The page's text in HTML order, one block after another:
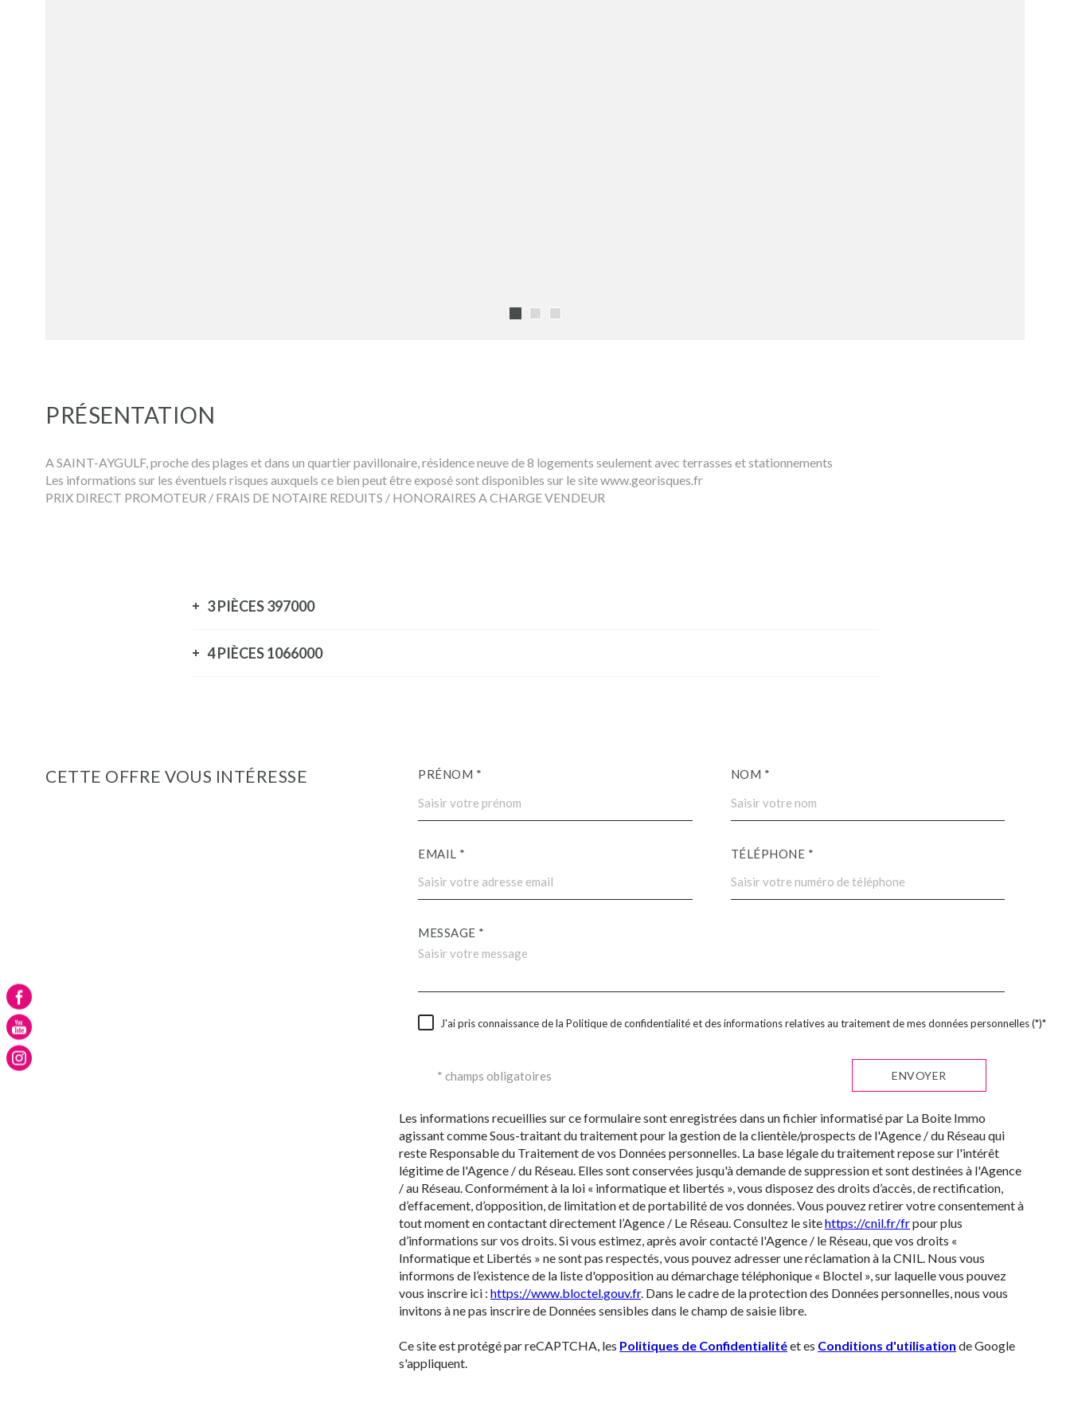
PRÉSENTATION
A SAINT-AYGULF, proche des plages et dans un quartier pavillonaire, résidence neuve de 8 logements seulement avec terrasses et stationnements
Les informations sur les éventuels risques auxquels ce bien peut être exposé sont disponibles sur le site www.georisques.fr
PRIX DIRECT PROMOTEUR / FRAIS DE NOTAIRE REDUITS / HONORAIRES A CHARGE VENDEUR
3 PIÈCES 397000
4 PIÈCES 1066000
CETTE OFFRE VOUS INTÉRESSE PRÉNOM * NOM *
EMAIL * TÉLÉPHONE *
MESSAGE *
J'ai pris connaissance de la Politique de confidentialité et des informations relatives au traitement de mes données personnelles (*)*
* champs obligatoires ENVOYER
Les informations recueillies sur ce formulaire sont enregistrées dans un fichier informatisé par La Boite Immo
agissant comme Sous-traitant du traitement pour la gestion de la clientèle/prospects de l'Agence / du Réseau qui
reste Responsable du Traitement de vos Données personnelles. La base légale du traitement repose sur l'intérêt
légitime de l'Agence / du Réseau. Elles sont conservées jusqu'à demande de suppression et sont destinées à l'Agence
/ au Réseau. Conformément à la loi « informatique et libertés », vous disposez des droits d’accès, de rectification,
d’effacement, d’opposition, de limitation et de portabilité de vos données. Vous pouvez retirer votre consentement à
tout moment en contactant directement l’Agence / Le Réseau. Consultez le sitehttps://cnil.fr/frpour plus
d’informations sur vos droits. Si vous estimez, après avoir contacté l'Agence / le Réseau, que vos droits «
Informatique et Libertés » ne sont pas respectés, vous pouvez adresser une réclamation à la CNIL. Nous vous
informons de l’existence de la liste d'opposition au démarchage téléphonique « Bloctel », sur laquelle vous pouvez
vous inscrire ici : https://www.bloctel.gouv.fr. Dans le cadre de la protection des Données personnelles, nous vous
invitons à ne pas inscrire de Données sensibles dans le champ de saisie libre.
Ce site est protégé par reCAPTCHA, les Politiques de Confidentialitéet es Conditions d'utilisation de Google
s'appliquent.